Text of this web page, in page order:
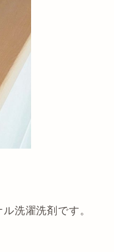
洗濯洗剤です。